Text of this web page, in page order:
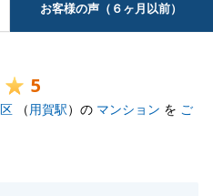
お客様の声（６ヶ月以前）
5
（ 用賀駅）の マンション を ご